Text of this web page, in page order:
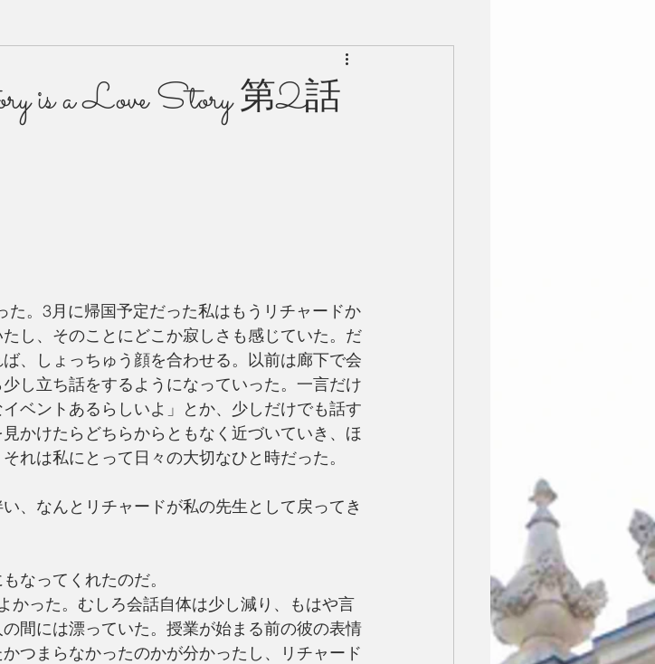
is a Love Story 第2話
し、そのことにどこか寂しさも感じていた。だ
、しょっちゅう顔を合わせる。以前は廊下で会
し立ち話をするようになっていった。一言だけ
ベントあるらしいよ」とか、少しだけでも話す
かけたらどちらからともなく近づいていき、ほ
れは私にとって日々の大切なひと時だった。
、なんとリチャードが私の先生として戻ってき
なってくれたのだ。
った。むしろ会話自体は少し減り、もはや言
間には漂っていた。授業が始まる前の彼の表情
つまらなかったのかが分かったし、リチャード